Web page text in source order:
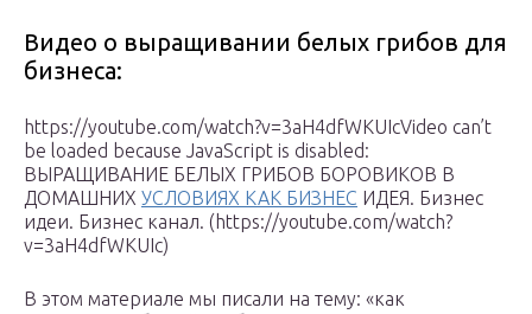
Видео о выращивании белых грибов для
бизнеса:
https://youtube.com/watch?v=3aH4dfWKUIcVideo can’t
be loaded because JavaScript is disabled:
ВЫРАЩИВАНИЕ БЕЛЫХ ГРИБОВ БОРОВИКОВ В
ДОМАШНИХ УСЛОВИЯХ КАК БИЗНЕС ИДЕЯ. Бизнес
идеи. Бизнес канал. (https://youtube.com/watch?
v=3aH4dfWKUIc)
В этом материале мы писали на тему: «как